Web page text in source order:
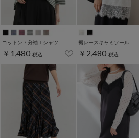
コットン７分袖Ｔシャツ
￥1,480 税込
裾レースキャミソール
￥2,480 税込